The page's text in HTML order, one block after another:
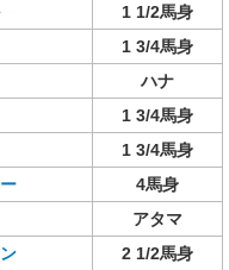
1 1/2馬身
1 3/4馬身
ハナ
1 3/4馬身
1 3/4馬身
4馬身
アタマ
2 1/2馬身